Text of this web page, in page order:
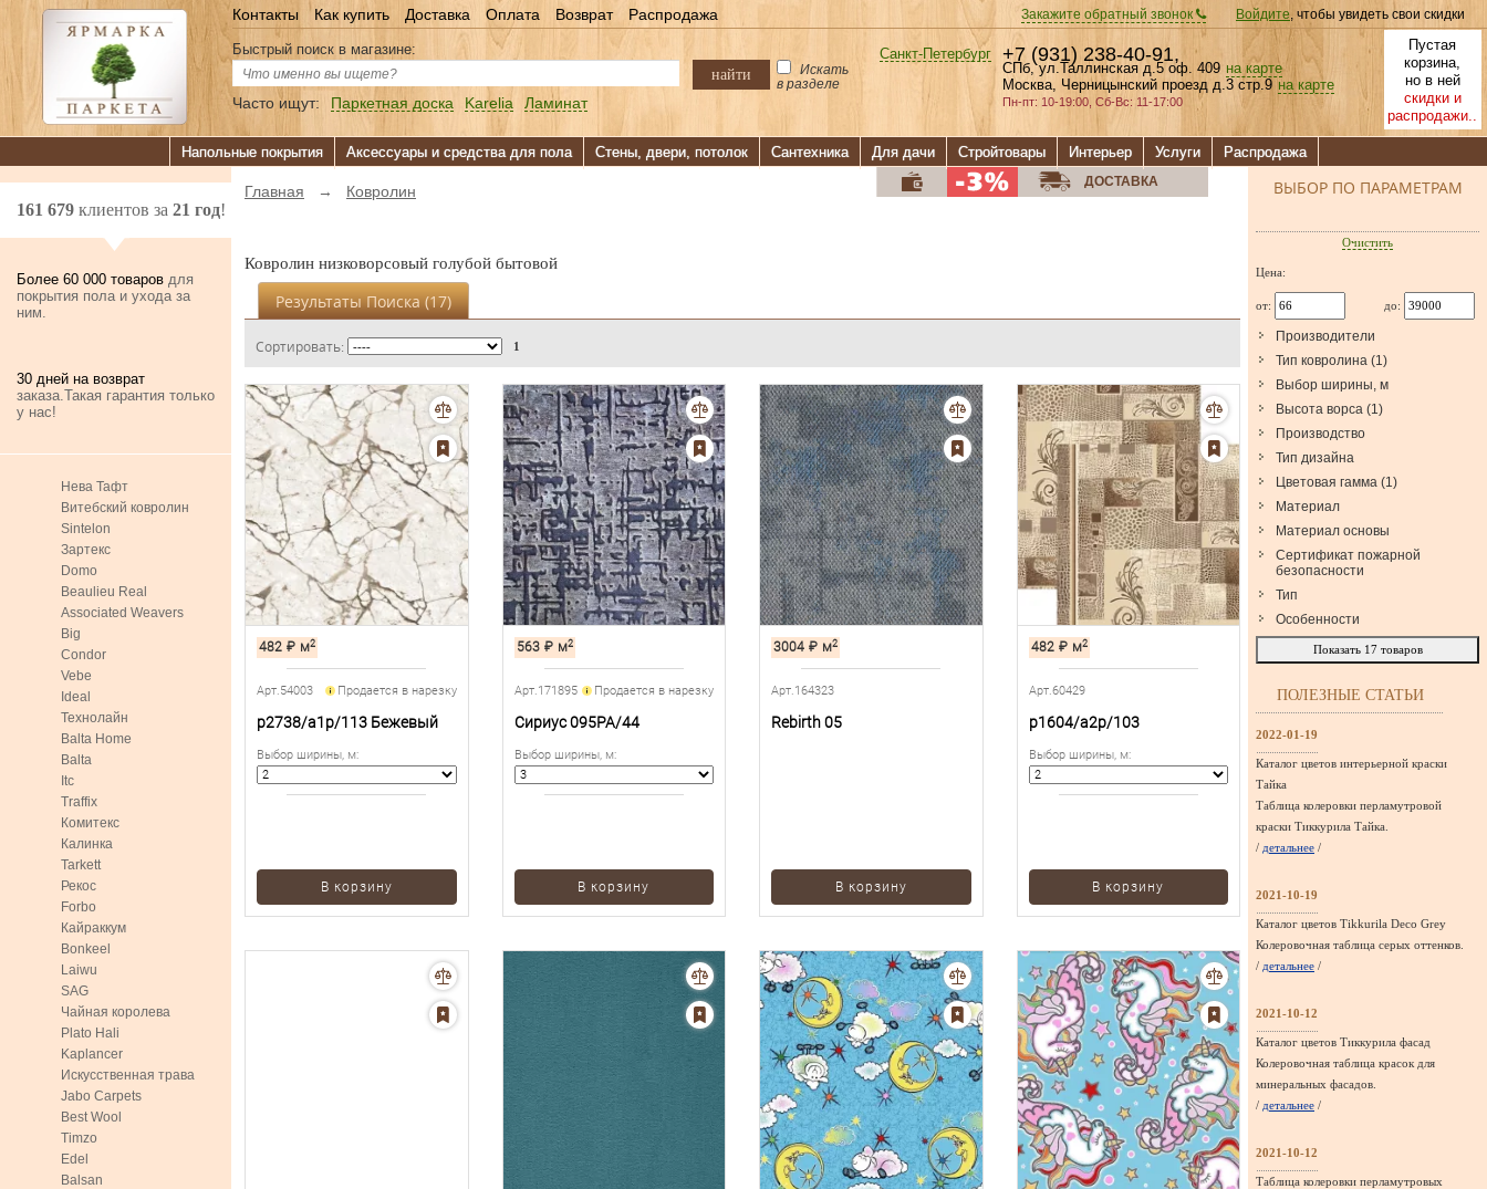
Закажите обратный звонок Войдите, чтобы увидеть свои скидки
Контакты Как купить Доставка Оплата Возврат Распродажа
Пустая
корзина,
но в ней
скидки и
распродажи..
Санкт-Петербург +7 (931) 238-40-91,
СПб, ул.Таллинская д.5 оф. 409 на карте
Москва, Черницынский проезд д.3 стр.9 на карте
Пн-пт: 10-19:00, Сб-Вс: 11-17:00
Быстрый поиск в магазине:
найти
Искать
в разделе
Часто ищут: Паркетная доска Karelia Ламинат
Напольные покрытия Аксессуары и средства для пола Стены, двери, потолок Сантехника Для дачи Стройтовары Интерьер Услуги Распродажа
161 679 клиентов за 21 год!
Более 60 000 товаров для
покрытия пола и ухода за
ним.
30 дней на возврат
заказа.Такая гарантия только
у нас!
Нева Тафт
Витебский ковролин
Sintelon
Зартекс
Domo
Beaulieu Real
Associated Weavers
Big
Condor
Vebe
Ideal
Технолайн
Balta Home
Balta
Itc
Traffix
Комитекс
Калинка
Tarkett
Рекос
Forbo
Кайраккум
Bonkeel
Laiwu
SAG
Чайная королева
Plato Hali
Kaplancer
Искусственная трава
Jabo Carpets
Best Wool
Timzo
Edel
Balsan
Главная → Ковролин
ДОСТАВКА
Ковролин низковорсовый голубой бытовой
Результаты Поиска (17)
Сортировать: 1
482 ₽ м2
Арт.54003 Продается в нарезку
p2738/a1p/113 Бежевый
Выбор ширины, м:
В корзину
563 ₽ м2
Арт.171895 Продается в нарезку
Сириус 095PA/44
Выбор ширины, м:
В корзину
3004 ₽ м2
Арт.164323
Rebirth 05
В корзину
482 ₽ м2
Арт.60429
p1604/a2p/103
Выбор ширины, м:
В корзину
ВЫБОР ПО ПАРАМЕТРАМ
Очистить
Цена:
от: до:
Производители
Тип ковролина (1)
Выбор ширины, м
Высота ворса (1)
Производство
Тип дизайна
Цветовая гамма (1)
Материал
Материал основы
Сертификат пожарной
безопасности
Тип
Особенности
Показать 17 товаров
ПОЛЕЗНЫЕ СТАТЬИ
2022-01-19
Каталог цветов интерьерной краски
Тайка
Таблица колеровки перламутровой
краски Тиккурила Тайка.
/ детальнее /
2021-10-19
Каталог цветов Tikkurila Deco Grey
Колеровочная таблица серых оттенков.
/ детальнее /
2021-10-12
Каталог цветов Тиккурила фасад
Колеровочная таблица красок для
минеральных фасадов.
/ детальнее /
2021-10-12
Таблица колеровки перламутровых